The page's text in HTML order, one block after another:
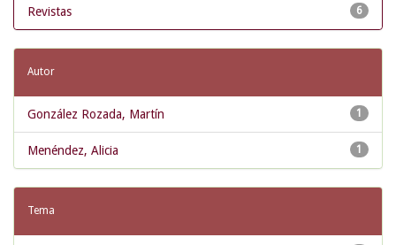
6
Revistas
Autor
1
González Rozada, Martín
1
Menéndez, Alicia
Tema